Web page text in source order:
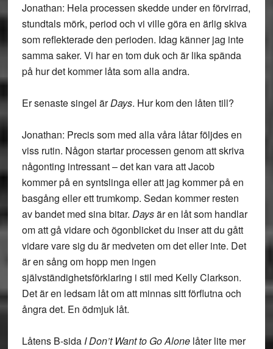
Jonathan: Hela processen skedde under en förvirrad,
stundtals mörk, period och vi ville göra en ärlig skiva
som reflekterade den perioden. Idag känner jag inte
samma saker. Vi har en tom duk och är lika spända
på hur det kommer låta som alla andra.
Er senaste singel ärDays. Hur kom den låten till?
Jonathan: Precis som med alla våra låtar följdes en
viss rutin. Någon startar processen genom att skriva
någonting intressant – det kan vara att Jacob
kommer på en syntslinga eller att jag kommer på en
basgång eller ett trumkomp. Sedan kommer resten
av bandet med sina bitar. Daysär en låt som handlar
om att gå vidare och ögonblicket du inser att du gått
vidare vare sig du är medveten om det eller inte. Det
är en sång om hopp men ingen
självständighetsförklaring i stil med Kelly Clarkson.
Det är en ledsam låt om att minnas sitt förflutna och
ångra det. En ödmjuk låt.
Låtens B-sida I Don’t Want to Go Alonelåter lite mer